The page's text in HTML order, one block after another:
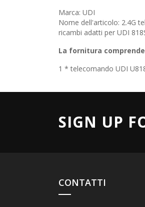
Marca: UDI
Nome dell'articolo: 2.4G
ricambi adatti per UDI
La fornitura
1 * telecomando UDI
SIGN UP
CONTATTI